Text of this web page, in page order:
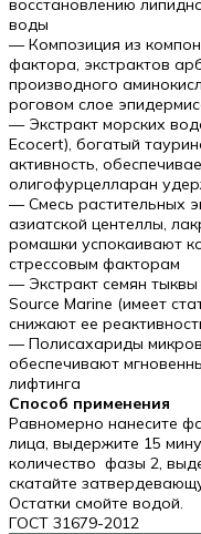
восстановлению
воды
— Композиция из
фактора, экстрактов
производного
роговом слое
— Экстракт морских
Ecоcert), богатый
активность,
олигофурцелларан
— Смесь растительных
азиатской центеллы,
ромашки успокаивают
стрессовым факторам
— Экстракт семян тыквы
Source Marine (имеет
снижают ее
— Полисахариды
обеспечивают
лифтинга
Способ применения
Равномерно нанесите
лица, выдержите 15
количество фазы 2,
скатайте
Остатки смойте водой.
ГОСТ 31679-2012